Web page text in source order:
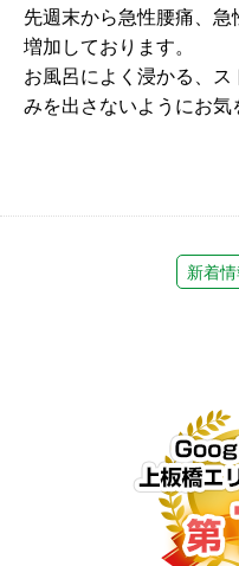
先週末から急性腰痛、
増加しております。
お風呂によく浸かる、
みを出さないようにお気
新着